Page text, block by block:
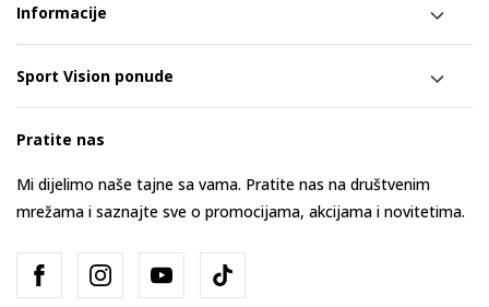
Informacije
Sport Vision ponude
Pratite nas
Mi dijelimo naše tajne sa vama. Pratite nas na društvenim
mrežama i saznajte sve o promocijama, akcijama i novitetima.